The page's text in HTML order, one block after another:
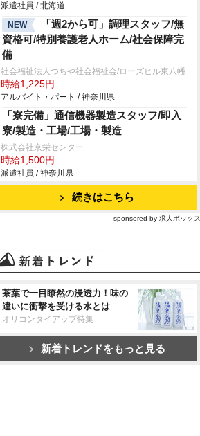
派遣社員 / 北海道
NEW
「週2から可」調理スタッフ/無
資格可/特別養護老人ホーム/社会保障完
備
社会福祉法人つちや社会福祉会/ローズヒル東八幡
時給1,225円
アルバイト・パート / 神奈川県
「寮完備」通信機器製造スタッフ/即入
寮/製造・工場/工場・製造
株式会社京栄センター
時給1,500円
派遣社員 / 神奈川県
続きはこちら
sponsored by 求人ボックス
茶葉で一目瞭然の浸透力！味の
違いに衝撃を受ける水とは
オリコンタイアップ特集
新着トレンドをもっと見る